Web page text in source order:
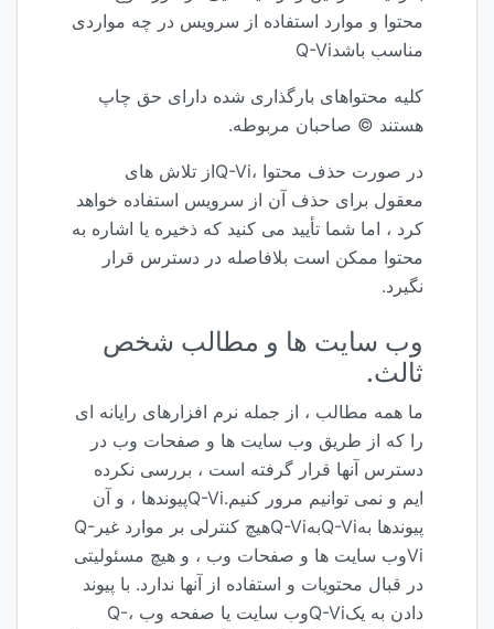
محتوا و موارد استفاده از سرویس در چه مواردی
مناسب باشدQ-Vi
کلیه محتواهای بارگذاری شده دارای حق چاپ
هستند © صاحبان مربوطه.
در صورت حذف محتوا ،Q-Viاز تلاش های
معقول برای حذف آن از سرویس استفاده خواهد
کرد ، اما شما تأیید می کنید که ذخیره یا اشاره به
محتوا ممکن است بلافاصله در دسترس قرار
نگیرد.
وب سایت ها و مطالب شخص
ثالث.
ما همه مطالب ، از جمله نرم افزارهای رایانه ای
را که از طریق وب سایت ها و صفحات وب در
دسترس آنها قرار گرفته است ، بررسی نکرده
ایم و نمی توانیم مرور کنیم.Q-Viپیوندها ، و آن
پیوندها بهQ-ViبهQ-Viهیچ کنترلی بر موارد غیرQ-
Viوب سایت ها و صفحات وب ، و هیچ مسئولیتی
در قبال محتویات و استفاده از آنها ندارد. با پیوند
دادن به یکQ-Viوب سایت یا صفحه وب ،Q-